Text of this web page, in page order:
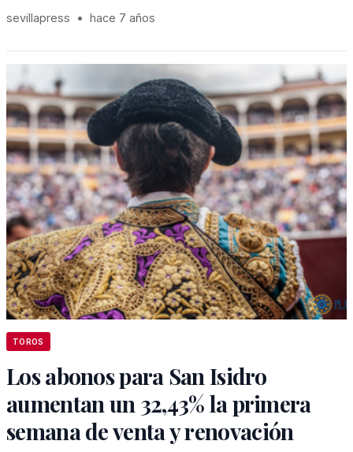
sevillapress • hace 7 años
TOROS
Los abonos para San Isidro
aumentan un 32,43% la primera
semana de venta y renovación